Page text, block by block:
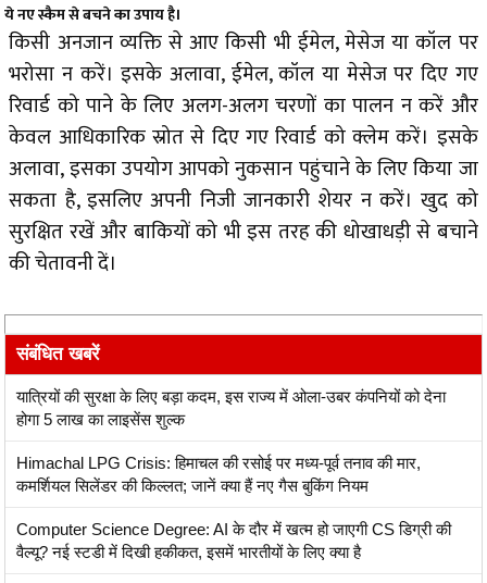
ये नए स्कैम से बचने का उपाय है।
किसी अनजान व्यक्ति से आए किसी भी ईमेल, मेसेज या कॉल पर
भरोसा न करें। इसके अलावा, ईमेल, कॉल या मेसेज पर दिए गए
रिवार्ड को पाने के लिए अलग-अलग चरणों का पालन न करें और
केवल आधिकारिक स्रोत से दिए गए रिवार्ड को क्लेम करें। इसके
अलावा, इसका उपयोग आपको नुकसान पहुंचाने के लिए किया जा
सकता है, इसलिए अपनी निजी जानकारी शेयर न करें। खुद को
सुरक्षित रखें और बाकियों को भी इस तरह की धोखाधड़ी से बचाने
की चेतावनी दें।
संबंधित खबरें
यात्रियों की सुरक्षा के लिए बड़ा कदम, इस राज्य में ओला-उबर कंपनियों को देना
होगा 5 लाख का लाइसेंस शुल्क
Himachal LPG Crisis: हिमाचल की रसोई पर मध्य-पूर्व तनाव की मार,
कमर्शियल सिलेंडर की किल्लत; जानें क्या हैं नए गैस बुकिंग नियम
Computer Science Degree: AI के दौर में खत्म हो जाएगी CS डिग्री की
वैल्यू? नई स्टडी में दिखी हकीकत, इसमें भारतीयों के लिए क्या है